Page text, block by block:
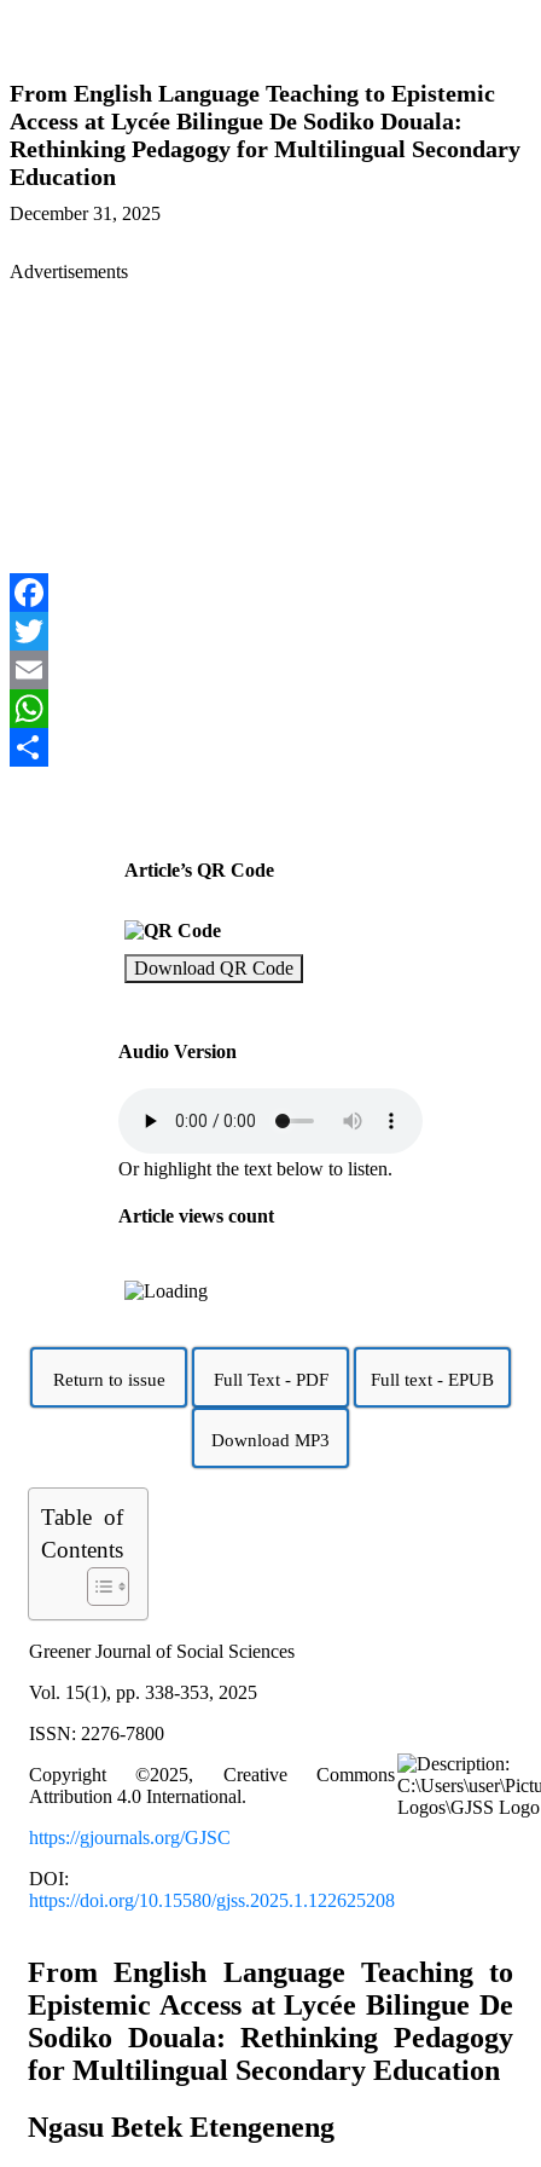
From English Language Teaching to Epistemic
Access at Lycée Bilingue De Sodiko Douala:
Rethinking Pedagogy for Multilingual Secondary
Education
December 31, 2025
Advertisements
Facebook
Twitter
Email
WhatsApp
Article’s QR Code
Download QR Code
Audio Version
Or highlight the text below to listen.
Article views count
Return to issue Full Text - PDF Full text - EPUB
Download MP3
Table of
Contents
Greener Journal of Social Sciences
Vol. 15(1), pp. 338-353, 2025
ISSN: 2276-7800
Copyright ©2025, Creative Commons
Attribution 4.0 International.
https://gjournals.org/GJSC
DOI:
https://doi.org/10.15580/gjss.2025.1.122625208
From English Language Teaching to
Epistemic Access at Lycée Bilingue De
Sodiko Douala: Rethinking Pedagogy
for Multilingual Secondary Education
Ngasu Betek Etengeneng